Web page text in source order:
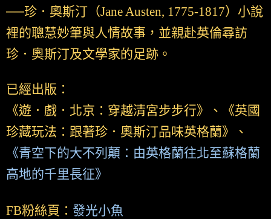
──珍．奧斯汀（Jane Austen, 1775-1817）小說
裡的聰慧妙筆與人情故事，並親赴英倫尋訪
珍．奧斯汀及文學家的足跡。
已經出版：
《遊．戲．北京：穿越清宮步步行》、《英國
珍藏玩法：跟著珍．奧斯汀品味英格蘭》、
《青空下的大不列顛：由英格蘭往北至蘇格蘭
高地的千里長征》
FB粉絲頁： 發光小魚